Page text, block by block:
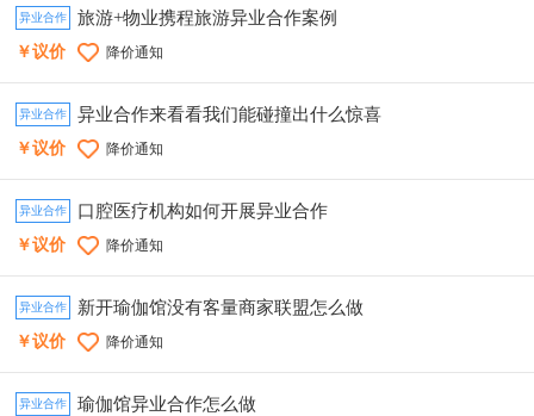
异业合作 旅游+物业携程旅游异业合作案例
￥议价 降价通知
异业合作 异业合作来看看我们能碰撞出什么惊喜
￥议价 降价通知
异业合作 口腔医疗机构如何开展异业合作
￥议价 降价通知
异业合作 新开瑜伽馆没有客量商家联盟怎么做
￥议价 降价通知
异业合作 瑜伽馆异业合作怎么做